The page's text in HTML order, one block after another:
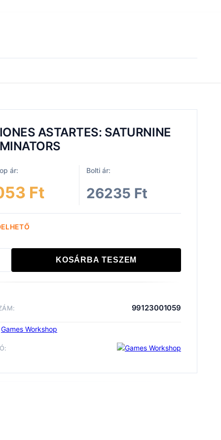
ASTARTES: SATURNINE
ár: Bolti ár:
Ft 26235 Ft
KOSÁRBA TESZEM
99123001059
Games Workshop